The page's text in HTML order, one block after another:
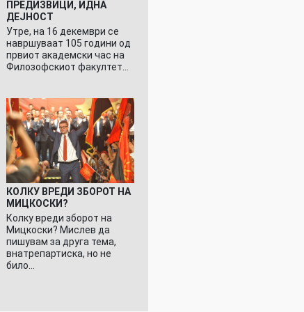
ПРЕДИЗВИЦИ, ИДНА
ДЕЈНОСТ
Утре, на 16 декември се
навршуваат 105 години од
првиот академски час на
Филозофскиот факултет…
КОЛКУ ВРЕДИ ЗБОРОТ НА
МИЦКОСКИ?
Колку вреди зборот на
Мицкоски? Мислев да
пишувам за друга тема,
внатрепартиска, но не
било…